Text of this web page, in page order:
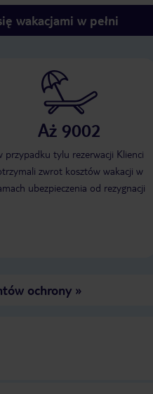
wakacjami w pełni
Aż 9002
przypadku tylu rezerwacji Klienci
zwrot kosztów wakacji w
ubezpieczenia od rezygnacji
ochrony»